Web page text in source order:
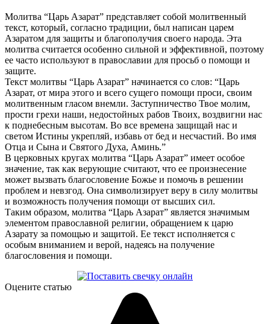
Молитва “Царь Азарат” представляет собой молитвенный
текст, который, согласно традиции, был написан царем
Азаратом для защиты и благополучия своего народа. Эта
молитва считается особенно сильной и эффективной, поэтому
ее часто используют в православии для просьб о помощи и
защите.
Текст молитвы “Царь Азарат” начинается со слов: “Царь
Азарат, от мира этого и всего сущего помощи проси, своим
молитвенным гласом внемли. Заступничество Твое молим,
прости грехи наши, недостойных рабов Твоих, воздвигни нас
к поднебесным высотам. Во все времена защищай нас и
светом Истины укрепляй, избавь от бед и несчастий. Во имя
Отца и Сына и Святого Духа, Аминь.”
В церковных кругах молитва “Царь Азарат” имеет особое
значение, так как верующие считают, что ее произнесение
может вызвать благословение Божье и помочь в решении
проблем и невзгод. Она символизирует веру в силу молитвы
и возможность получения помощи от высших сил.
Таким образом, молитва “Царь Азарат” является значимым
элементом православной религии, обращением к царю
Азарату за помощью и защитой. Ее текст исполняется с
особым вниманием и верой, надеясь на получение
благословения и помощи.
Оцените статью